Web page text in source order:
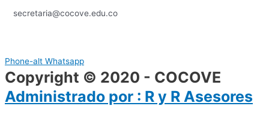
secretaria@cocove.edu.co
Phone-alt Whatsapp
Copyright © 2020 - COCOVE
Administrado por : R y R Asesores